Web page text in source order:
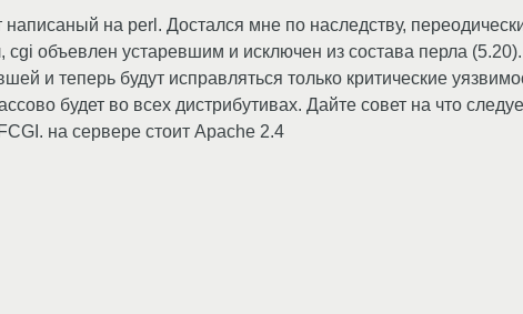
на perl. Достался мне по наследству,
cgi объевлен устаревшим и исключен из состава перла
и теперь будут исправляться только критические
будет во всех дистрибутивах. Дайте совет на что
на сервере стоит Apache 2.4